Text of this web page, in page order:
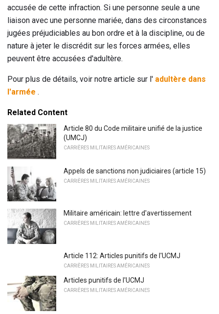
accusée de cette infraction. Si une personne seule a une
liaison avec une personne mariée, dans des circonstances
jugées préjudiciables au bon ordre et à la discipline, ou de
nature à jeter le discrédit sur les forces armées, elles
peuvent être accusées d'adultère.
Pour plus de détails, voir notre article sur l' adultère dans
l'armée .
Related Content
Article 80 du Code militaire unifié de la justice
(UMCJ)
CARRIÈRES MILITAIRES AMÉRICAINES
Appels de sanctions non judiciaires (article 15)
CARRIÈRES MILITAIRES AMÉRICAINES
Militaire américain: lettre d'avertissement
CARRIÈRES MILITAIRES AMÉRICAINES
Article 112: Articles punitifs de l'UCMJ
CARRIÈRES MILITAIRES AMÉRICAINES
Articles punitifs de l'UCMJ
CARRIÈRES MILITAIRES AMÉRICAINES